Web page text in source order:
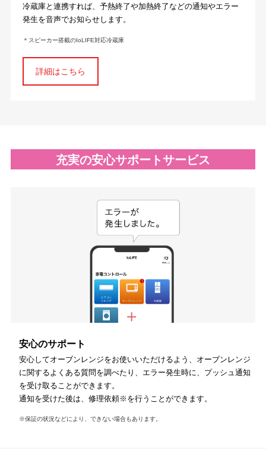
冷蔵庫と連携すれば、予熱終了や加熱終了などの通知やエラー
発生を音声でお知らせします。
＊ スピーカー搭載のIoLIFE対応冷蔵庫
詳細はこちら
充実の安心サポートサービス
安心のサポート
安心してオーブンレンジをお使いいただけるよう、オーブンレンジ
に関するよくある質問を調べたり、エラー発生時に、プッシュ通知
を受け取ることができます。
通知を受けた後は、修理依頼※を行うことができます。
※保証の状況などにより、できない場合もあります。